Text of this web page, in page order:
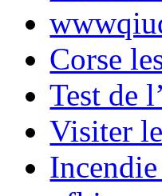
Corse
Test de
Visiter